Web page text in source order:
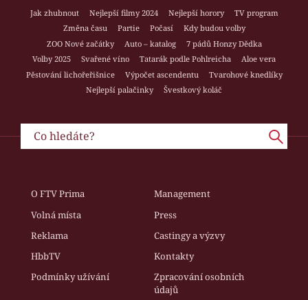
Jak zhubnout Nejlepší filmy 2024 Nejlepší horory
TV program
Změna času
Partie Počasí
Kdy budou volby
ZOO Nové začátky
Auto – katalog
7 pádů Honzy Dědka
Volby 2025
Svařené víno Tatarák podle Pohlreicha
Aloe vera
Pěstování lichořeřišnice
Výpočet ascendentu
Tvarohové knedlíky
Nejlepší palačinky
Švestkový koláč
O FTV Prima
Management
Volná místa
Press
Reklama
Castingy a výzvy
HbbTV
Kontakty
Podmínky užívání
Zpracování osobních
údajů